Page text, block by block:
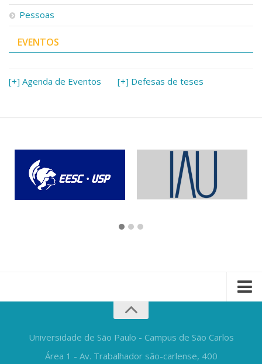
Pessoas
EVENTOS
[+] Agenda de Eventos [+] Defesas de teses
Universidade de São Paulo - Campus de São Carlos
Área 1 - Av. Trabalhador são-carlense, 400